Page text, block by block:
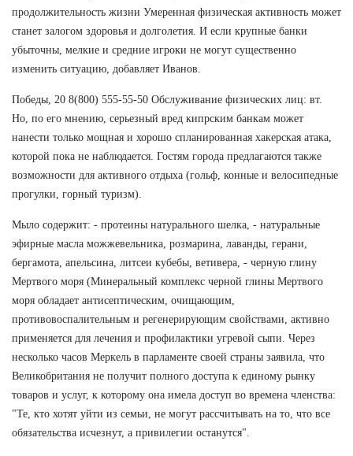
продолжительность жизни Умеренная физическая активность может
станет залогом здоровья и долголетия. И если крупные банки
убыточны, мелкие и средние игроки не могут существенно
изменить ситуацию, добавляет Иванов.
Победы, 20 8(800) 555-55-50 Обслуживание физических лиц: вт.
Но, по его мнению, серьезный вред кипрским банкам может
нанести только мощная и хорошо спланированная хакерская атака,
которой пока не наблюдается. Гостям города предлагаются также
возможности для активного отдыха (гольф, конные и велосипедные
прогулки, горный туризм).
Мыло содержит: - протеины натурального шелка, - натуральные
эфирные масла можжевельника, розмарина, лаванды, герани,
бергамота, апельсина, литсеи кубебы, ветивера, - черную глину
Мертвого моря (Минеральный комплекс черной глины Мертвого
моря обладает антисептическим, очищающим,
противовоспалительным и регенерирующим свойствами, активно
применяется для лечения и профилактики угревой сыпи. Через
несколько часов Меркель в парламенте своей страны заявила, что
Великобритания не получит полного доступа к единому рынку
товаров и услуг, к которому она имела доступ во времена членства:
"Те, кто хотят уйти из семьи, не могут рассчитывать на то, что все
обязательства исчезнут, а привилегии останутся".